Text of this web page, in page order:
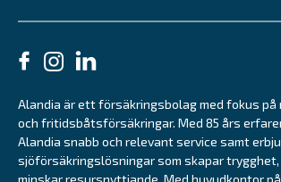
Alandia är ett försäkringsbolag med fokus
och fritidsbåtsförsäkringar. Med 85 års
Alandia snabb och relevant service samt
sjöförsäkringslösningar som skapar
minskar resursnyttjande. Med huvudkontor